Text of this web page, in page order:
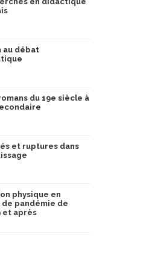
au débat
du 19e siècle à
et ruptures dans
physique en
pandémie de
et après